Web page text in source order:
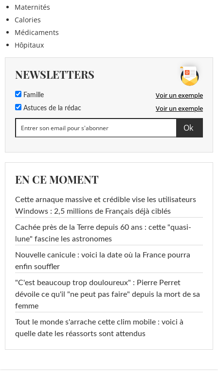
Maternités
Calories
Médicaments
Hôpitaux
NEWSLETTERS
Famille Voir un exemple
Astuces de la rédac Voir un exemple
EN CE MOMENT
Cette arnaque massive et crédible vise les utilisateurs
Windows : 2,5 millions de Français déjà ciblés
Cachée près de la Terre depuis 60 ans : cette "quasi-
lune" fascine les astronomes
Nouvelle canicule : voici la date où la France pourra
enfin souffler
"C'est beaucoup trop douloureux" : Pierre Perret
dévoile ce qu'il "ne peut pas faire" depuis la mort de sa
femme
Tout le monde s'arrache cette clim mobile : voici à
quelle date les réassorts sont attendus